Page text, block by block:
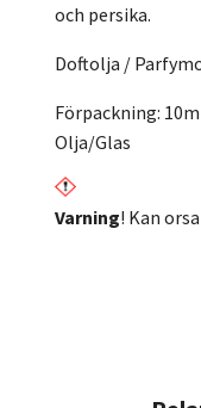
och persika.
Doftolja /
Förpackning:
Olja/Glas
Varning! Kan